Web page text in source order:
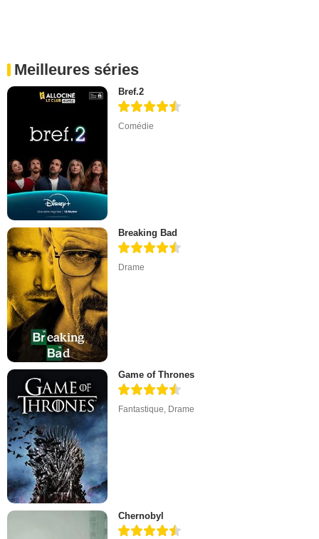
Meilleures séries
Bref.2
Comédie
Breaking Bad
Drame
Game of Thrones
Fantastique Drame
Chernobyl